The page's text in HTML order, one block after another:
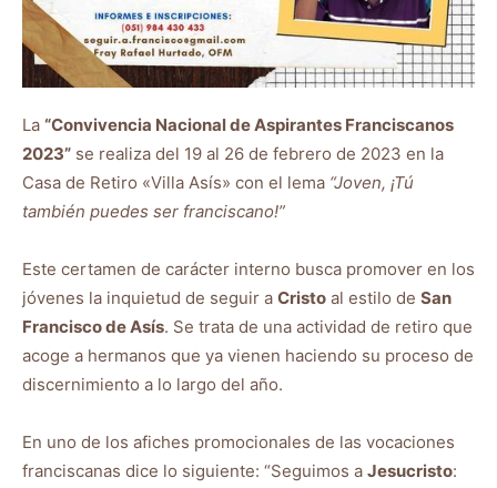
La “Convivencia Nacional de Aspirantes Franciscanos
2023” se realiza del 19 al 26 de febrero de 2023 en la
Casa de Retiro «Villa Asís» con el lema “Joven, ¡Tú
también puedes ser franciscano!”
Este certamen de carácter interno busca promover en los
jóvenes la inquietud de seguir a Cristo al estilo de San
Francisco de Asís. Se trata de una actividad de retiro que
acoge a hermanos que ya vienen haciendo su proceso de
discernimiento a lo largo del año.
En uno de los afiches promocionales de las vocaciones
franciscanas dice lo siguiente: “Seguimos a Jesucristo: